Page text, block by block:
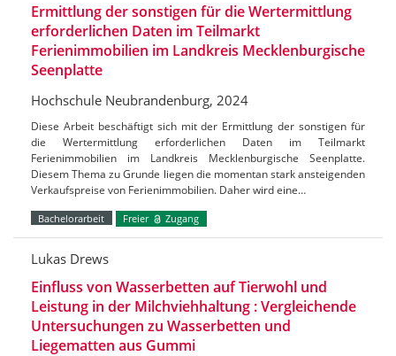
Ermittlung der sonstigen für die Wertermittlung
erforderlichen Daten im Teilmarkt
Ferienimmobilien im Landkreis Mecklenburgische
Seenplatte
Hochschule Neubrandenburg, 2024
Diese Arbeit beschäftigt sich mit der Ermittlung der sonstigen für
die Wertermittlung erforderlichen Daten im Teilmarkt
Ferienimmobilien im Landkreis Mecklenburgische Seenplatte.
Diesem Thema zu Grunde liegen die momentan stark ansteigenden
Verkaufspreise von Ferienimmobilien. Daher wird eine…
Bachelorarbeit Freier Zugang
Lukas Drews
Einfluss von Wasserbetten auf Tierwohl und
Leistung in der Milchviehhaltung : Vergleichende
Untersuchungen zu Wasserbetten und
Liegematten aus Gummi